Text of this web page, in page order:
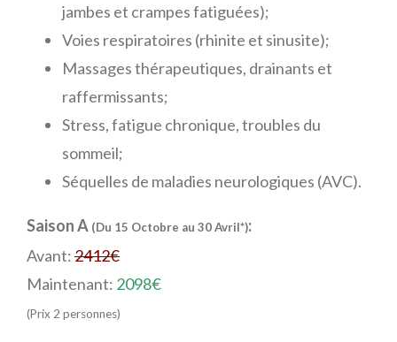
jambes et crampes fatiguées);
Voies respiratoires (rhinite et sinusite);
Massages thérapeutiques, drainants et
raffermissants;
Stress, fatigue chronique, troubles du
sommeil;
Séquelles de maladies neurologiques (AVC).
Saison A (Du 15 Octobre au 30 Avril*):
Avant:2412€
Maintenant: 2098€
(Prix 2 personnes)